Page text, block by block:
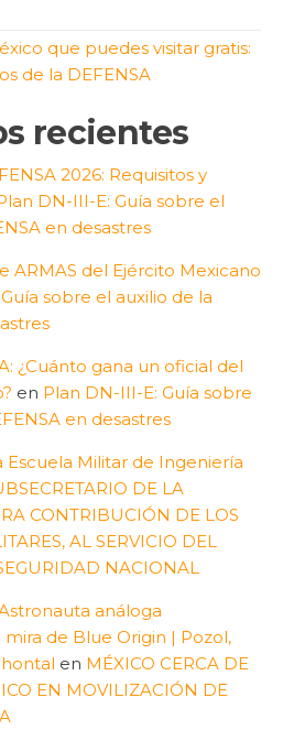
que puedes visitar gratis:
de la DEFENSA
recientes
2026: Requisitos y
DN-III-E: Guía sobre el
en desastres
ARMAS del Ejército Mexicano
sobre el auxilio de la
¿Cuánto gana un oficial del
en Plan DN-III-E: Guía sobre
en desastres
Escuela Militar de Ingeniería
DE LA
CONTRIBUCIÓN DE LOS
AL SERVICIO DEL
NACIONAL
análoga
de Blue Origin | Pozol,
en MÉXICO CERCA DE
EN MOVILIZACIÓN DE